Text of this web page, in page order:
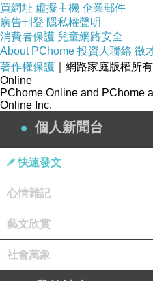
買網址 虛擬主機 企業郵件
廣告刊登 隱私權聲明
消費者保護 兒童網路安全
About PChome 投資人聯絡 徵
著作權保護 ｜網路家庭版權所
Online
PChome Online and PChome
Online Inc.
個人新聞台
快速發文
心情雜記
藝文欣賞
社會萬象